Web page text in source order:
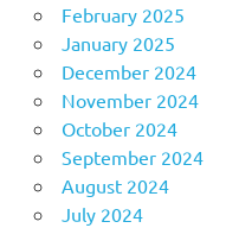
February 2025
January 2025
December 2024
November 2024
October 2024
September 2024
August 2024
July 2024